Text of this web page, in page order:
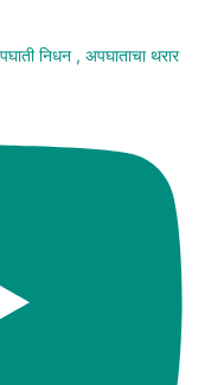
निधन , अपघाताचा थरार